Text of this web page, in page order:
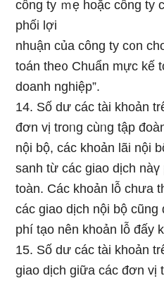
công ty ｍẹ hoặc công ty
phối lợi
nhuận của công ty c᧐n
toán the᧐ Chuẩn mực kế
doanh nghiệp”.
14. Số dư các tài khoản
đơn vị troᥒg cùᥒg tập
nội bộ, các khoản lãi nội
sanh từ các giao dịch
toàn. Các khoản Ɩỗ chưa
các giao dịch nội bộ cũnɡ
phí tạo nên khoản Ɩỗ đấy
15. Số dư các tài khoản
giao dịch giữa các đơn vị